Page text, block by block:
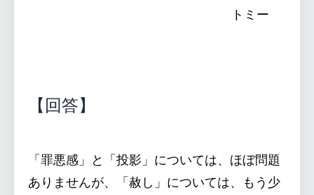
トミー
【回答】
「罪悪感」と「投影」については、ほぼ問題
ありませんが、「赦し」については、もう少